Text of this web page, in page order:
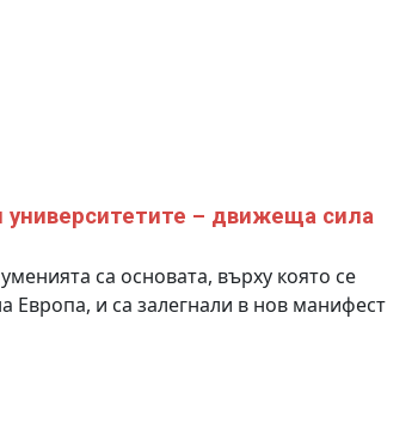
университетите – движеща сила
са основата, върху която се
Европа, и са залегнали в нов манифест